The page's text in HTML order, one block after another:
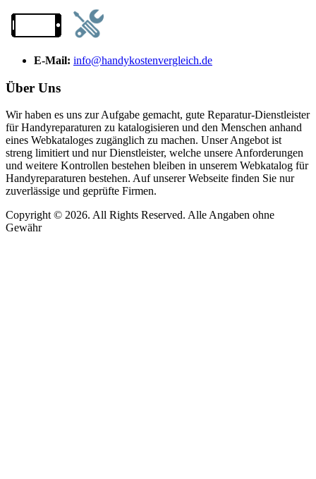
E-Mail: info@handykostenvergleich.de
Über Uns
Wir haben es uns zur Aufgabe gemacht, gute Reparatur-Dienstleister
für Handyreparaturen zu katalogisieren und den Menschen anhand
eines Webkataloges zugänglich zu machen. Unser Angebot ist
streng limitiert und nur Dienstleister, welche unsere Anforderungen
und weitere Kontrollen bestehen bleiben in unserem Webkatalog für
Handyreparaturen bestehen. Auf unserer Webseite finden Sie nur
zuverlässige und geprüfte Firmen.
Copyright © 2026. All Rights Reserved. Alle Angaben ohne
Gewähr